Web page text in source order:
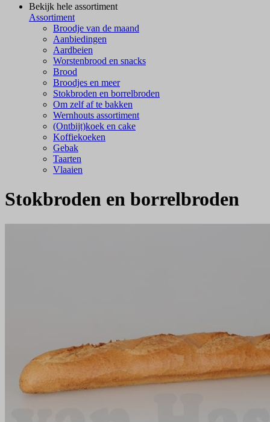
Bekijk hele assortiment
Assortiment
Broodje van de maand
Aanbiedingen
Aardbeien
Worstenbrood en snacks
Brood
Broodjes en meer
Stokbroden en borrelbroden
Om zelf af te bakken
Wernhouts assortiment
(Ontbijt)koek en cake
Koffiekoeken
Gebak
Taarten
Vlaaien
Stokbroden en borrelbroden